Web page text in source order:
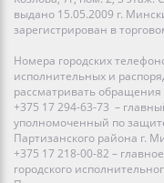
выдано 15.05.2009 г.
зарегистрирован в
Номера городских
исполнительных и
рассматривать обращения
+375 17 294-63-73 –
уполномоченный по
Партизанского района г.
+375 17 218-00-82 –
городского